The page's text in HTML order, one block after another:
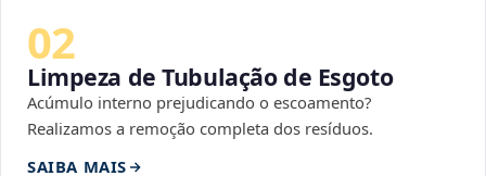
02
Limpeza de Tubulação de Esgoto
Acúmulo interno prejudicando o escoamento?
Realizamos a remoção completa dos resíduos.
SAIBA MAIS